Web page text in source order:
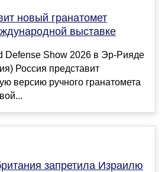
новый гранатомет
выставке
Defense Show 2026 в Эр-Рияде
Россия представит
версию ручного гранатомета
запретила Израилю